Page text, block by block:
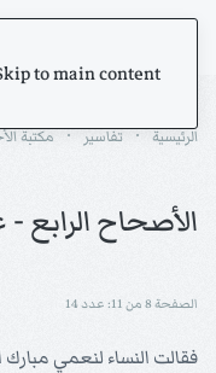
to main content
الرئيسية تفاسير مكتبة
الأصحاح الرابع -
الصفحة 8 من 11: عدد 14
فقالت النساء لنعمي